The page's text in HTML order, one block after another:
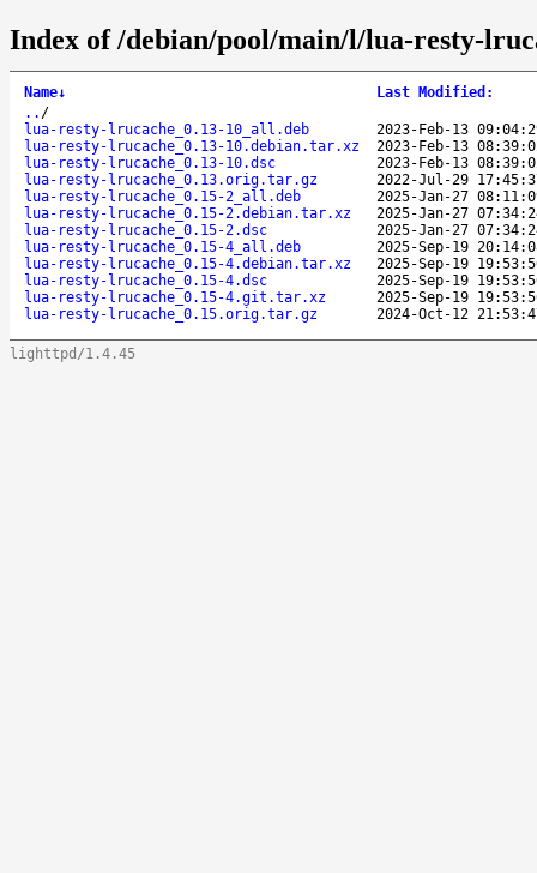
Index of /debian/pool/main/l/lua-resty-
Name↓ Last Modified :
.. /
lua-resty-lrucache_0.13-10_all.deb
2023-Feb-13
lua-resty-lrucache_0.13-10.debian.tar.xz
2023-Feb-13
lua-resty-lrucache_0.13-10.dsc
2023-Feb-13
lua-resty-lrucache_0.13.orig.tar.gz
2022-Jul-29
lua-resty-lrucache_0.15-2_all.deb
2025-Jan-27
lua-resty-lrucache_0.15-2.debian.tar.xz
2025-Jan-27
lua-resty-lrucache_0.15-2.dsc
2025-Jan-27
lua-resty-lrucache_0.15-4_all.deb
2025-Sep-19
lua-resty-lrucache_0.15-4.debian.tar.xz
2025-Sep-19
lua-resty-lrucache_0.15-4.dsc
2025-Sep-19
lua-resty-lrucache_0.15-4.git.tar.xz
2025-Sep-19
lua-resty-lrucache_0.15.orig.tar.gz
2024-Oct-12
lighttpd/1.4.45